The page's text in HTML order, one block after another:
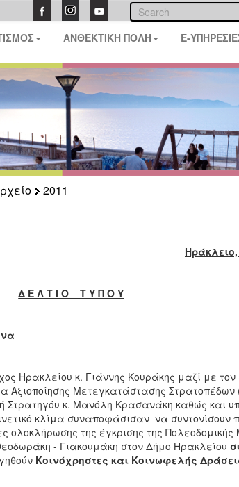
ΑΝΘΕΚΤΙΚΗ ΠΟΛΗ E-
2011
Δ Ε Λ Τ Ι Ο Τ Υ Π Ο Υ
Ηρακλείου κ. Γιάννης Κουράκης μαζί με τον
Αξιοποίησης Μετεγκατάστασης Στρατοπέδων
Στρατηγόυ κ. Μανόλη Κρασανάκη καθώς και
κλίμα συναποφάσισαν να συντονίσουν
ολοκλήρωσης της έγκρισης της
- Γιακουμάκη στον Δήμο Ηρακλείου
Κοινόχρηστες και Κοινωφελής